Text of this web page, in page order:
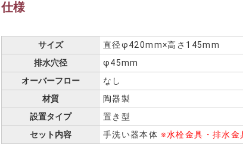
仕様
サイズ
直径φ420mm×高さ145mm
排水穴径
φ45mm
オーバーフロー
なし
材質
陶器製
設置タイプ
置き型
セット内容
手洗い器本体 ※水栓金具・排水金